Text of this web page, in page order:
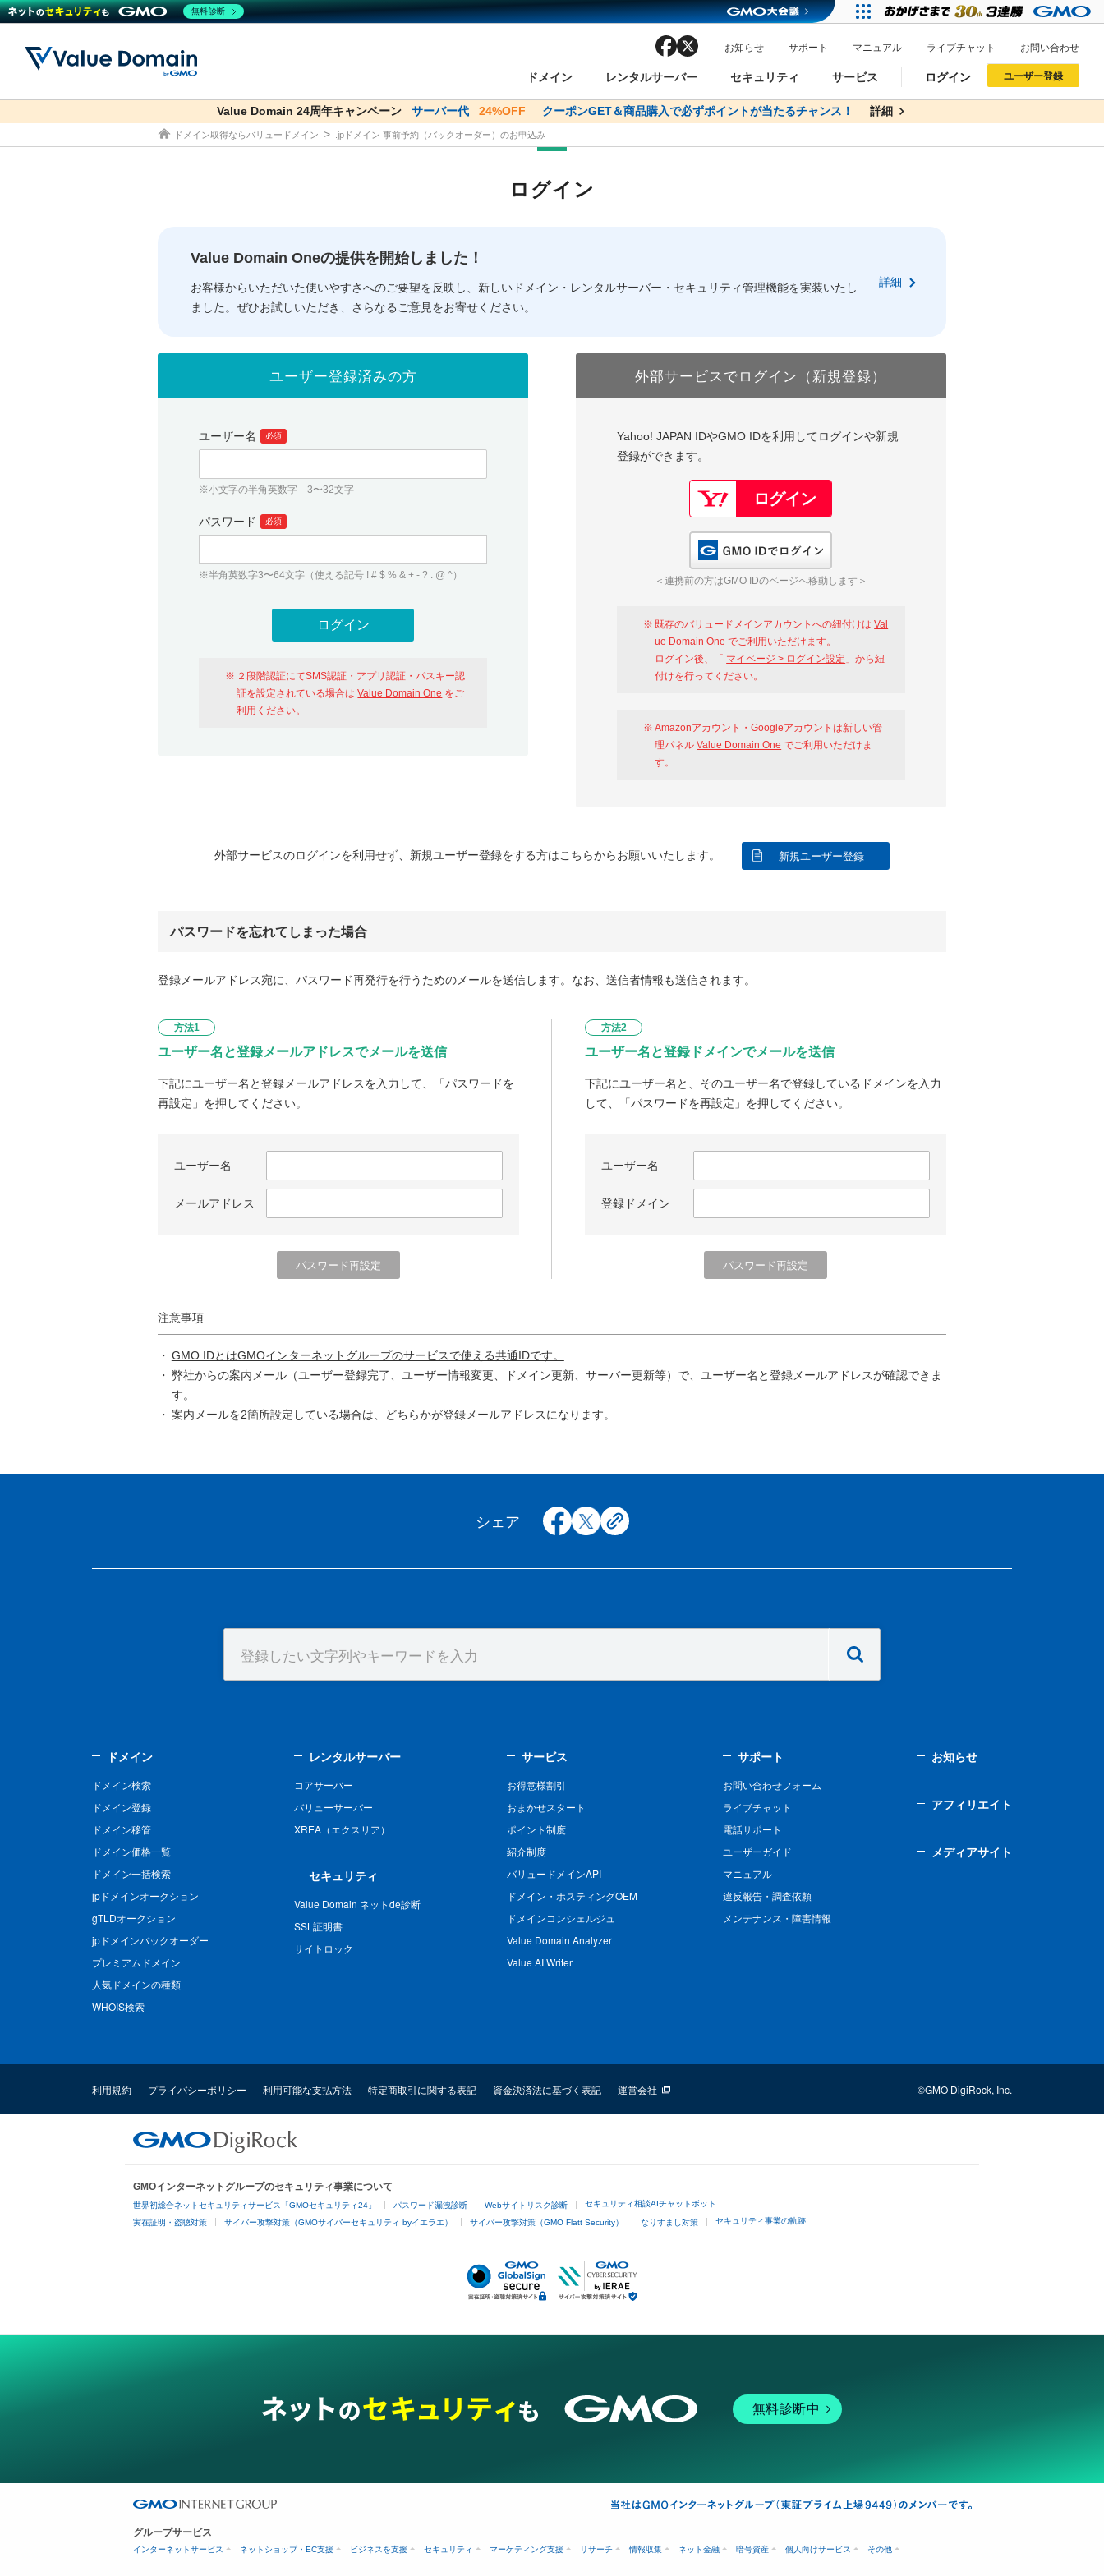
ドメイン
ドメイン ドメイン検索
ドメイン一括検索
人気ドメインの種類 WHOIS検索
レンタルサーバー
レンタルサーバー コアサーバー
セキュリティ
セキュリティ Value Domain ネットde診断
サービス
サービス お得意様割引
バリュードメインAPI
facebook お知らせ サポート マニュアル ライブチャット お問い合わせ
ログイン
従来のバリュードメインをご利用希望の方 おすすめ One レンタルサーバーを含む最新の機能を使う方
以下でもログイン可能
ユーザー登録
従来のバリュードメインをご利用希望の方 おすすめ One レンタルサーバーを含む最新の機能を使う方
以下でも登録可能
Value Domain 24周年キャンペーン サーバー代 24%OFF クーポンGET＆商品購入で必ずポイントが当たるチャンス！ 詳細
co.jpドメイン✕コアサーバーV2ビジネス応援キャンペーン サーバー料金1年間無料 詳細
ドメイン取得ならバリュードメイン .jpドメイン 事前予約（バックオーダー）のお申込み
ログイン
Value Domain Oneの提供を開始しました！
お客様からいただいた使いやすさへのご要望を反映し、新しいドメイン・レンタルサーバー・セキュリティ管理機能を実装いたし
ました。ぜひお試しいただき、さらなるご意見をお寄せください。
詳細
ユーザー登録済みの方
ユーザー名 必須
※小文字の半角英数字 3〜32文字
パスワード 必須
※半角英数字3〜64文字（使える記号 ! # $ % & + - ? . @ ^）
２段階認証にてSMS認証・アプリ認証・パスキー認
証を設定されている場合はValue Domain One をご
利用ください。
外部サービスでログイン（新規登録）
Yahoo! JAPAN IDやGMO IDを利用してログインや新規
登録ができます。
＜連携前の方はGMO IDのページへ移動します＞
既存のバリュードメインアカウントへの紐付けはVal
ue Domain One でご利用いただけます。
ログイン後、「 マイページ > ログイン設定 」から紐
付けを行ってください。
Amazonアカウント・Googleアカウントは新しい管
理パネルValue Domain One でご利用いただけま
す。
外部サービスのログインを利用せず、新規ユーザー登録をする方はこちらからお願いいたします。 新規ユーザー登録
パスワードを忘れてしまった場合
登録メールアドレス宛に、パスワード再発行を行うためのメールを送信します。なお、送信者情報も送信されます。
方法1
ユーザー名と登録メールアドレスでメールを送信
下記にユーザー名と登録メールアドレスを入力して、「パスワードを
再設定」を押してください。
ユーザー名
メールアドレス
方法2
ユーザー名と登録ドメインでメールを送信
下記にユーザー名と、そのユーザー名で登録しているドメインを入力
して、「パスワードを再設定」を押してください。
ユーザー名
登録ドメイン
注意事項
GMO IDとはGMOインターネットグループのサービスで使える共通IDです。
弊社からの案内メール（ユーザー登録完了、ユーザー情報変更、ドメイン更新、サーバー更新等）で、ユーザー名と登録メールアドレスが確認できま
す。
案内メールを2箇所設定している場合は、どちらかが登録メールアドレスになります。
シェア facebook
x copy
ドメイン
ドメイン検索
ドメイン登録
ドメイン移管
ドメイン価格一覧
ドメイン一括検索
jpドメインオークション
gTLDオークション
jpドメインバックオーダー
プレミアムドメイン
人気ドメインの種類
WHOIS検索
レンタルサーバー
コアサーバー
バリューサーバー
XREA（エクスリア）
セキュリティ
Value Domain ネットde診断
SSL証明書
サイトロック
サービス
お得意様割引
おまかせスタート
ポイント制度
紹介制度
バリュードメインAPI
ドメイン・ホスティングOEM
ドメインコンシェルジュ
Value Domain Analyzer
Value AI Writer
サポート
お問い合わせフォーム
ライブチャット
電話サポート
ユーザーガイド
マニュアル
違反報告・調査依頼
メンテナンス・障害情報
お知らせ
アフィリエイト
メディアサイト
利用規約 プライバシーポリシー 利用可能な支払方法 特定商取引に関する表記 資金決済法に基づく表記 運営会社 ©GMO DigiRock, Inc.
GMOインターネットグループのセキュリティ事業について
世界初総合ネットセキュリティサービス「GMOセキュリティ24」 パスワード漏洩診断 Webサイトリスク診断 セキュリティ相談AIチャットボット
実在証明・盗聴対策 サイバー攻撃対策（GMOサイバーセキュリティ byイエラエ） サイバー攻撃対策（GMO Flatt Security） なりすまし対策 セキュリティ事業の軌跡
無料診断中
グループサービス
インターネットサービス ネットショップ・EC支援 ビジネスを支援 セキュリティ マーケティング支援 リサーチ 情報収集 ネット金融 暗号資産 個人向けサービス その他
無料診断